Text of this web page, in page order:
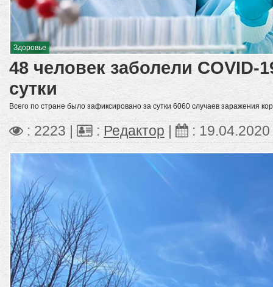
Здоровье
48 человек заболели COVID-
сутки
Всего по стране было зафиксировано за сутки 6060 случаев заражения
: 2223 | :Редактор | : 19.04.2020